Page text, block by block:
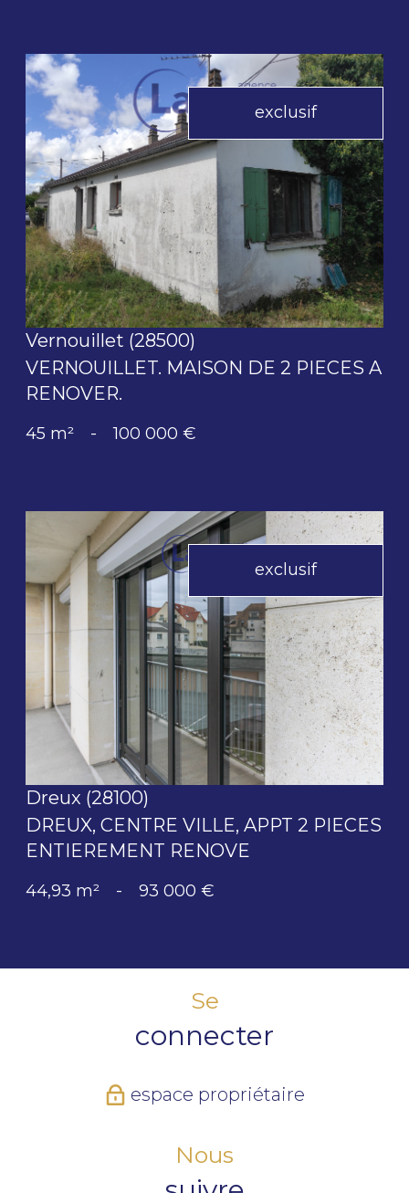
exclusif
voir le bien
Vernouillet (28500)
VERNOUILLET. MAISON DE 2 PIECES A
RENOVER.
45 m² - 100 000 €
exclusif
voir le bien
Dreux (28100)
DREUX, CENTRE VILLE, APPT 2 PIECES
ENTIEREMENT RENOVE
44,93 m² - 93 000 €
Se
connecter
espace propriétaire
Nous